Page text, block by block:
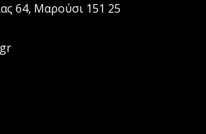
64, Μαρούσι 151 25